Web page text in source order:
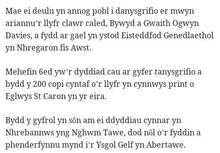
Mae ei deulu yn annog pobl i danysgrifio er mwyn
ariannu’r llyfr clawr caled, Bywyd a Gwaith Ogwyn
Davies, a fydd ar gael yn ystod Eisteddfod Genedlaethol
yn Nhregaron fis Awst.
Mehefin 6ed yw’r dyddiad cau ar gyfer tanysgrifio a
bydd y 200 copi cyntaf o’r llyfr yn cynnwys print o
Eglwys St Caron yn yr eira.
Bydd y gyfrol yn sôn am ei ddyddiau cynnar yn
Nhrebannws yng Nghwm Tawe, dod nôl o’r fyddin a
phenderfynnu mynd i’r Ysgol Gelf yn Abertawe.